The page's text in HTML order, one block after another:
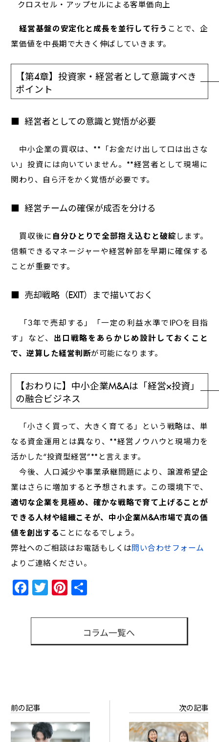
クロスセル・アップセルによる客単価向上
経営基盤の安定化と成長を並行して行う ことで、企
業価値を中長期で大きく伸ばしていきます。
【第4章】投資家・経営者として意識すべき
ポイント
経営者としての意識と覚悟が必要
中小企業の買収は、**「お金だけ出して口は出さな
い」投資には向いていません。**経営者として現場に
関わり、自ら汗をかく覚悟が必要です。
経営チームの確保が成否を分ける
買収後に 自分ひとりで全部抱え込むと破綻 します。
信頼できるマネージャーや経営幹部を早期に確保する
ことが重要です。
売却戦略（EXIT）まで描いておく
「3年で売却する」「一定の利益水準でIPOを目指
す」など、 出口戦略をあらかじめ設計しておくこと
で、逆算した経営判断が可能になります。
【おわりに】中小企業M&Aは「経営×投資」
の融合ビジネス
「小さく買って、大きく育てる」という戦略は、単
なる資金運用とは異なり、**経営ノウハウと現場力を
活かした“投資型経営”**と言えます。
今後、人口減少や事業承継問題により、譲渡希望企
業はさらに増加すると予想されます。この環境下で、
適切な企業を見極め、確かな戦略で育て上げることが
できる人材や組織こそが、中小企業M&A市場で真の価
値を創出する ことになるでしょう。
弊社へのご相談はお電話もしくは 問い合わせフォーム
よりご連絡ください。
Facebook
TwitterPinterest
コラム一覧へ
前の記事 次の記事